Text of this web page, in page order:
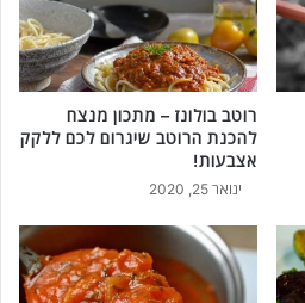
רוטב בולונז – מתכון מנצח
להכנת הרוטב שיגרום לכם ללקק
אצבעות!
ינואר 25, 2020